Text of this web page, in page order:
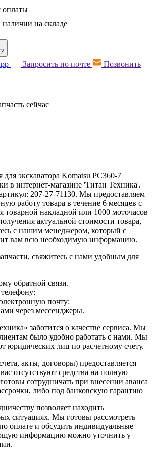
оплаты
наличии на складе
Запросить по почте Позвонить
сейчас
экскаватора Komatsu PC360-7
в интернет-магазине 'Титан Техника'.
207-27-71130. Мы предоставляем
работу товара в течение 6 месяцев с
товарной накладной или 1000 моточасов
актуальной стоимости товара,
с нашим менеджером, который с
вам всю необходимую информацию.
свяжитесь с нами удобным для
обратной связи.
почту:
через мессенджеры.
заботится о качестве сервиса. Мы
было удобно работать с нами. Мы
юридических лиц по расчетному счету.
акты, договоры) предоставляется
отсутствуют средства на полную
сотрудничать при внесении аванса
либо под банковскую гарантию
позволяет находить
ситуациях. Мы готовы рассмотреть
оплате и обсудить индивидуальные
информацию можно уточнить у